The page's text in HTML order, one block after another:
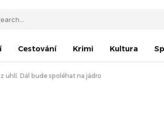
Cestování Krimi Kultura
uhlí. Dál bude spoléhat na jádro